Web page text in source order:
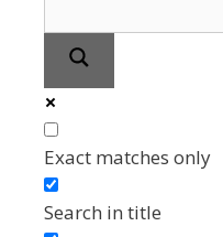
Exact matches only
Search in title